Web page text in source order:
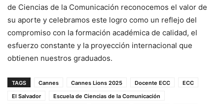
de Ciencias de la Comunicación reconocemos el valor de
su aporte y celebramos este logro como un reflejo del
compromiso con la formación académica de calidad, el
esfuerzo constante y la proyección internacional que
obtienen nuestros graduados.
TAGS Cannes Cannes Lions 2025 Docente ECC
ECC
El Salvador
Escuela de Ciencias de la Comunicación